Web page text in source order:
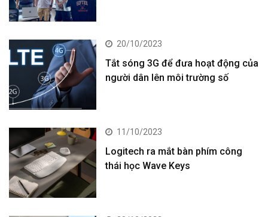
20/10/2023
Tắt sóng 3G để đưa hoạt động của
người dân lên môi trường số
11/10/2023
Logitech ra mắt bàn phím công
thái học Wave Keys